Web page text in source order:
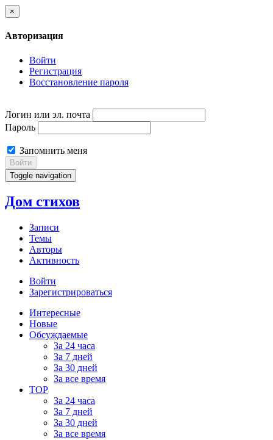
×
Авторизация
Войти
Регистрация
Восстановление пароля
Логин или эл. почта
Пароль
Запомнить меня
Войти
Toggle navigation
Дом стихов
Записи
Темы
Авторы
Активность
Войти
Зарегистрироваться
Интересные
Новые
Обсуждаемые
За 24 часа
За 7 дней
За 30 дней
За все время
TOP
За 24 часа
За 7 дней
За 30 дней
За все время